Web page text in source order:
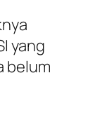
yang
belum